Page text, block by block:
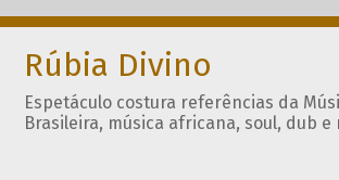
Rúbia Divino
Espetáculo costura referências da
Brasileira, música africana, soul, dub e